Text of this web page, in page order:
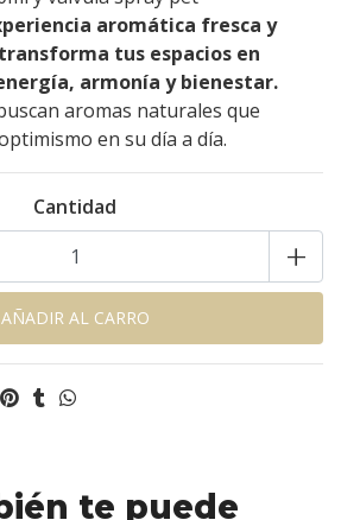
aromática fresca y
tus espacios en
armonía y bienestar.
aromas naturales que
en su día a día.
Cantidad
+
te puede